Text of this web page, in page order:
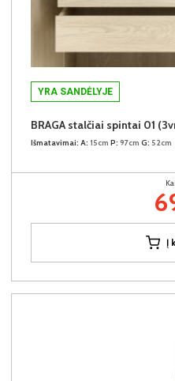
YRA SANDĖLYJE
BRAGA stalčiai spintai 01
Išmatavimai: A: 15cm P: 97cm G: 52cm
Į